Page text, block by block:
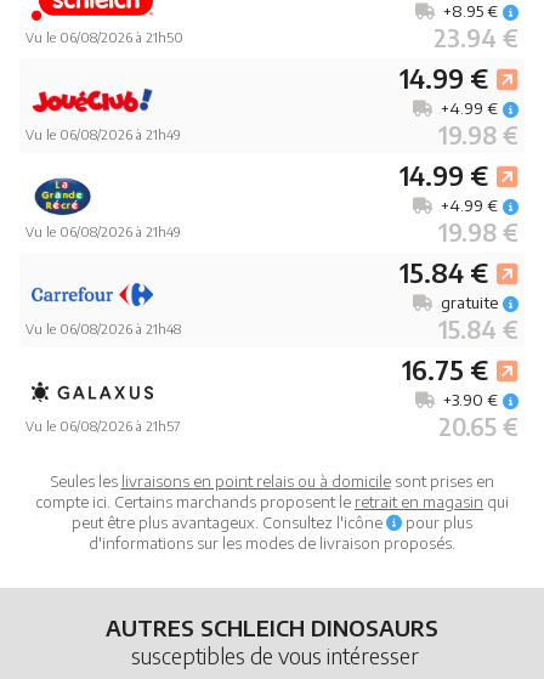
Vu le 06/08/2026 à 21h50 23.94 €
+8.95 €
Vu le 06/08/2026 à 21h49
14.99 €
19.98 €
+4.99 €
Vu le 06/08/2026 à 21h49
14.99 €
19.98 €
+4.99 €
Vu le 06/08/2026 à 21h48
15.84 €
15.84 €
gratuite
Vu le 06/08/2026 à 21h57
16.75 €
20.65 €
+3.90 €
Seules les livraisons en point relais ou à domicilesont prises en
compte ici. Certains marchands proposent le retrait en magasin qui
peut être plus avantageux. Consultez l'icône
pour plus
d'informations sur les modes de livraison proposés.
AUTRES SCHLEICH DINOSAURS
susceptibles de vous intéresser